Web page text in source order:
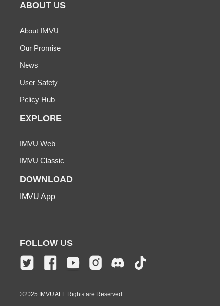
ABOUT US
About IMVU
Our Promise
News
User Safety
Policy Hub
EXPLORE
IMVU Web
IMVU Classic
DOWNLOAD
IMVU App
FOLLOW US
©2025 IMVU ALL Rights are Reserved.